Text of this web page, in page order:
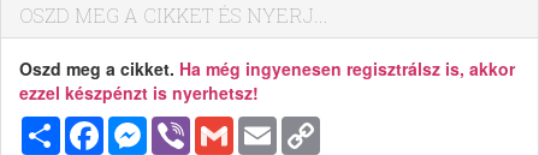
OSZD MEG A CIKKET ÉS NYERJ...
Oszd meg a cikket. Ha még ingyenesen regisztrálsz is, akkor
ezzel készpénzt is nyerhetsz!
MegosztásFacebookMessenger
Viber Gmail Email